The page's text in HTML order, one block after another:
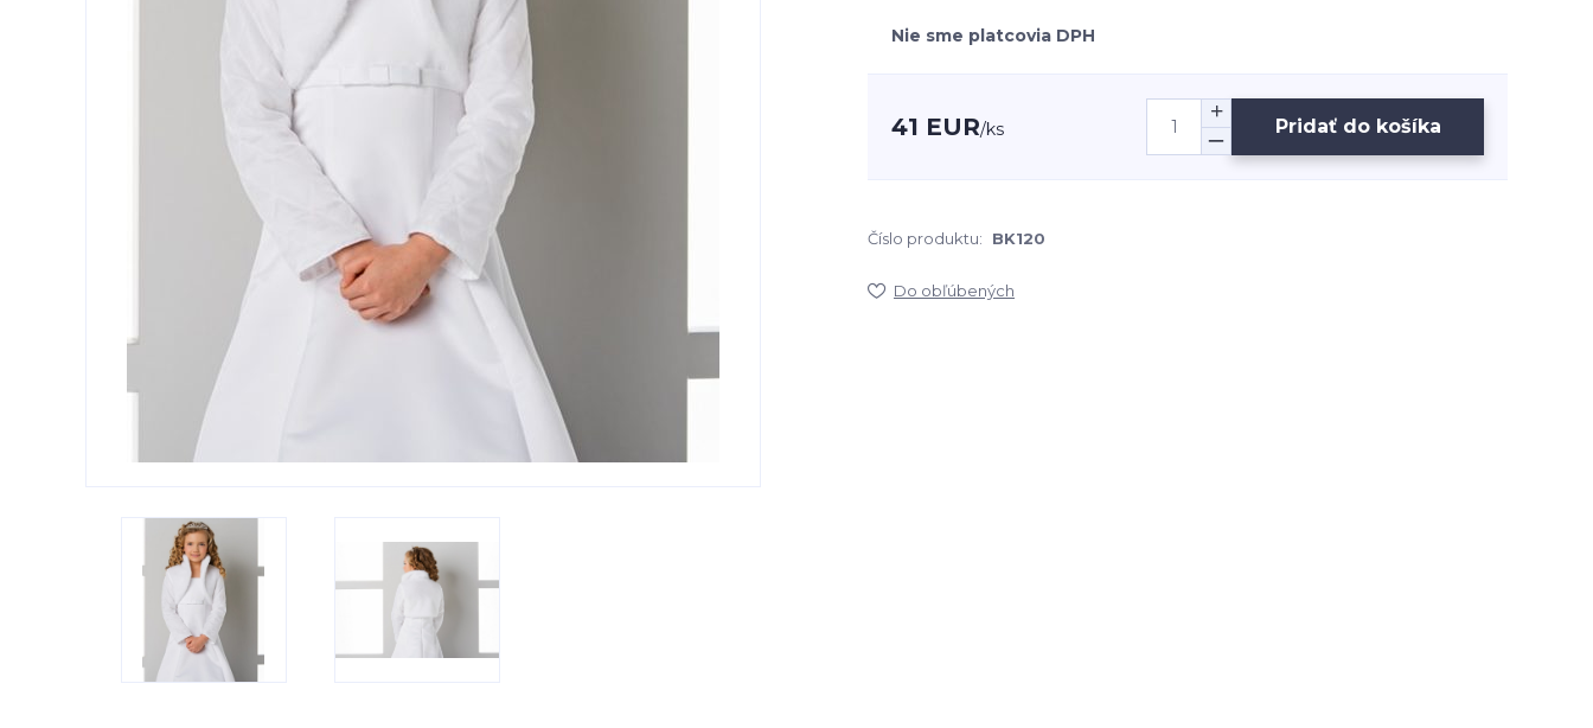
Nie sme platcovia DPH
41 EUR/ks Pridať do košíka
Číslo produktu: BK120
Do obľúbených